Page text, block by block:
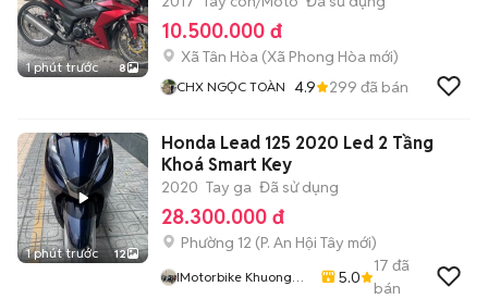
1 phút trước 8
10.500.000 đ
Xã Tân Hòa (Xã Phong Hòa mới)
CHX NGỌC TOÀN 4.9 299 đã bán
1 phút trước 12
Honda Lead 125 2020 Led 2 Tầng
Khoá Smart Key
2020 Tay ga Đã sử dụng
28.300.000 đ
Phường 12 (P. An Hội Tây mới)
IMotorbike Khuong
5.0
17 đã
bán